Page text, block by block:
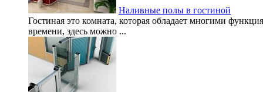
Наливные полы в гостиной
Гостиная это комната, которая обладает многими
времени, здесь можно ...